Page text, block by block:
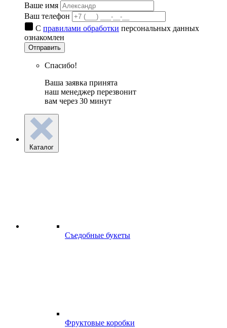
Ваше имя
Ваш телефон
С правилами обработки персональных данных
ознакомлен
Отправить
Спасибо!
Ваша заявка принята
наш менеджер перезвонит
вам через 30 минут
Каталог
Съедобные букеты
Фруктовые коробки